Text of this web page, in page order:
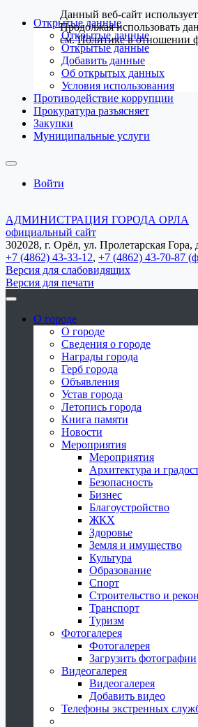
Открытые данные
Открытые данные
Открытые данные
Добавить данные
Об открытых данных
Условия использования
Противодействие коррупции
Прокуратура разъясняет
Закупки
Муниципальные услуги
Войти
АДМИНИСТРАЦИЯ ГОРОДА ОРЛА
официальный сайт
302028, г. Орёл, ул. Пролетарская Гора,
+7 (4862) 43-33-12, +7 (4862) 43-70-87
Версия для слабовидящих
Версия для печати
О городе
О городе
Сведения о городе
Награды города
Герб города
Объявления
Устав города
Летопись города
Книга памяти
Новости
Мероприятия
Мероприятия
Архитектура и
Безопасность
Бизнес
Благоустройство
ЖКХ
Здоровье
Земля и имущество
Культура
Образование
Спорт
Строительство и
Транспорт
Туризм
Фотогалерея
Фотогалерея
Загрузить фотографии
Видеогалерея
Видеогалерея
Добавить видео
Телефоны экстренных
Данный веб-сайт
Продолжая использовать
см.Политике в отношении